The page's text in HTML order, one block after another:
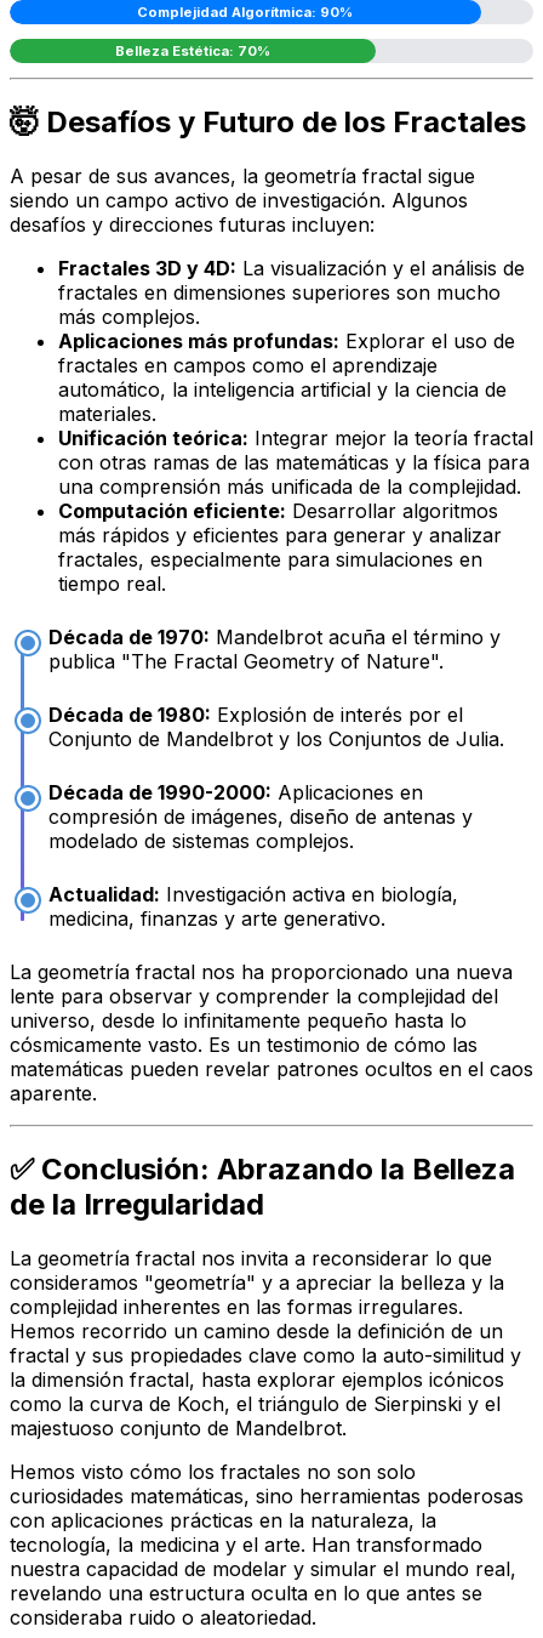
Complejidad Algorítmica: 90%
Belleza Estética: 70%
🤯 Desafíos y Futuro de los Fractales
A pesar de sus avances, la geometría fractal sigue
siendo un campo activo de investigación. Algunos
desafíos y direcciones futuras incluyen:
Fractales 3D y 4D: La visualización y el análisis de
fractales en dimensiones superiores son mucho
más complejos.
Aplicaciones más profundas: Explorar el uso de
fractales en campos como el aprendizaje
automático, la inteligencia artificial y la ciencia de
materiales.
Unificación teórica: Integrar mejor la teoría fractal
con otras ramas de las matemáticas y la física para
una comprensión más unificada de la complejidad.
Computación eficiente: Desarrollar algoritmos
más rápidos y eficientes para generar y analizar
fractales, especialmente para simulaciones en
tiempo real.
Década de 1970: Mandelbrot acuña el término y
publica "The Fractal Geometry of Nature".
Década de 1980: Explosión de interés por el
Conjunto de Mandelbrot y los Conjuntos de Julia.
Década de 1990-2000: Aplicaciones en
compresión de imágenes, diseño de antenas y
modelado de sistemas complejos.
Actualidad: Investigación activa en biología,
medicina, finanzas y arte generativo.
La geometría fractal nos ha proporcionado una nueva
lente para observar y comprender la complejidad del
universo, desde lo infinitamente pequeño hasta lo
cósmicamente vasto. Es un testimonio de cómo las
matemáticas pueden revelar patrones ocultos en el caos
aparente.
✅ Conclusión: Abrazando la Belleza
de la Irregularidad
La geometría fractal nos invita a reconsiderar lo que
consideramos "geometría" y a apreciar la belleza y la
complejidad inherentes en las formas irregulares.
Hemos recorrido un camino desde la definición de un
fractal y sus propiedades clave como la auto-similitud y
la dimensión fractal, hasta explorar ejemplos icónicos
como la curva de Koch, el triángulo de Sierpinski y el
majestuoso conjunto de Mandelbrot.
Hemos visto cómo los fractales no son solo
curiosidades matemáticas, sino herramientas poderosas
con aplicaciones prácticas en la naturaleza, la
tecnología, la medicina y el arte. Han transformado
nuestra capacidad de modelar y simular el mundo real,
revelando una estructura oculta en lo que antes se
consideraba ruido o aleatoriedad.